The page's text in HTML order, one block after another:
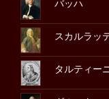
バッハ
スカルラッ
タルティー